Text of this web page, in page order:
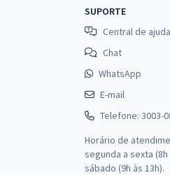
SUPORTE
Central de ajuda
Chat
WhatsApp
E-mail
Telefone: 3003-
Horário de
segunda a sexta (8h
sábado (9h às 13h).